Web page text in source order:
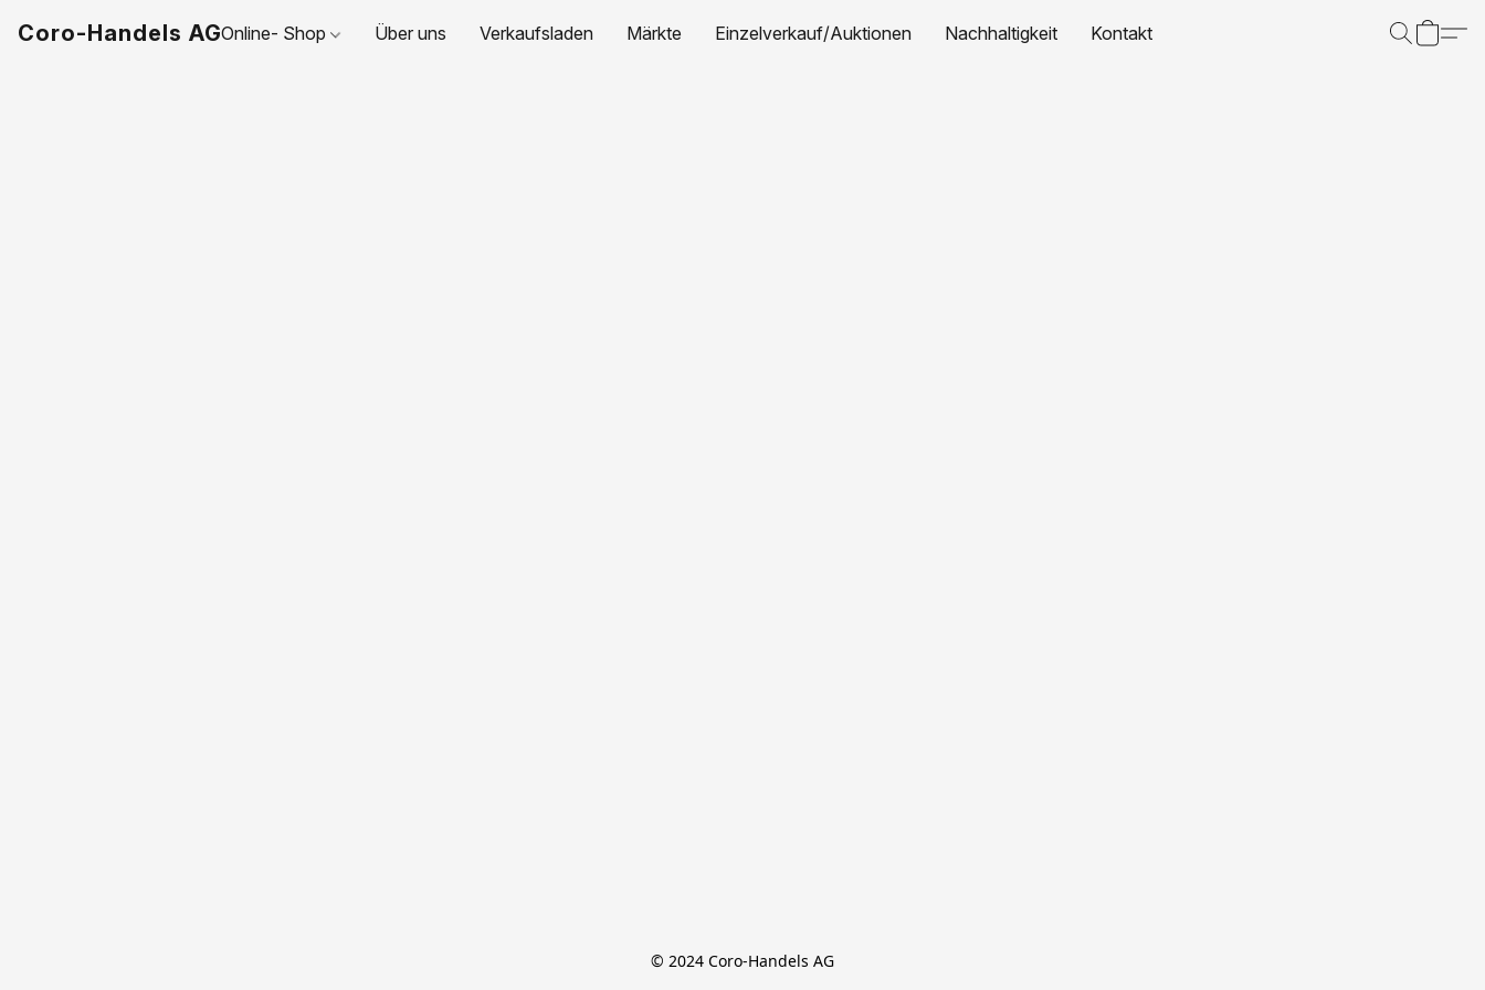
Coro-Handels AGOnline- Shop Über uns Verkaufsladen Märkte Einzelverkauf/Auktionen Nachhaltigkeit Kontakt
© 2024 Coro-Handels AG